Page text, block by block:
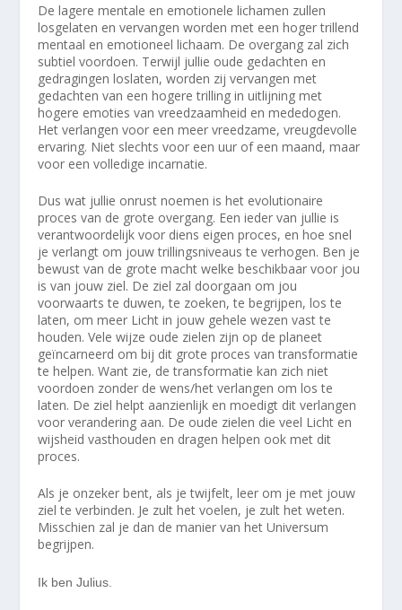
De lagere mentale en emotionele lichamen zullen
losgelaten en vervangen worden met een hoger trillend
mentaal en emotioneel lichaam. De overgang zal zich
subtiel voordoen. Terwijl jullie oude gedachten en
gedragingen loslaten, worden zij vervangen met
gedachten van een hogere trilling in uitlijning met
hogere emoties van vreedzaamheid en mededogen.
Het verlangen voor een meer vreedzame, vreugdevolle
ervaring. Niet slechts voor een uur of een maand, maar
voor een volledige incarnatie.
Dus wat jullie onrust noemen is het evolutionaire
proces van de grote overgang. Een ieder van jullie is
verantwoordelijk voor diens eigen proces, en hoe snel
je verlangt om jouw trillingsniveaus te verhogen. Ben je
bewust van de grote macht welke beschikbaar voor jou
is van jouw ziel. De ziel zal doorgaan om jou
voorwaarts te duwen, te zoeken, te begrijpen, los te
laten, om meer Licht in jouw gehele wezen vast te
houden. Vele wijze oude zielen zijn op de planeet
geïncarneerd om bij dit grote proces van transformatie
te helpen. Want zie, de transformatie kan zich niet
voordoen zonder de wens/het verlangen om los te
laten. De ziel helpt aanzienlijk en moedigt dit verlangen
voor verandering aan. De oude zielen die veel Licht en
wijsheid vasthouden en dragen helpen ook met dit
proces.
Als je onzeker bent, als je twijfelt, leer om je met jouw
ziel te verbinden. Je zult het voelen, je zult het weten.
Misschien zal je dan de manier van het Universum
begrijpen.
Ik ben Julius.